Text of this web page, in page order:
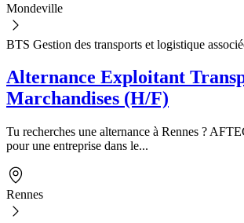
Mondeville
BTS Gestion des transports et logistique
Alternance Exploitant
Marchandises (H/F)
Tu recherches une alternance à Rennes ?
pour une entreprise dans le...
Rennes